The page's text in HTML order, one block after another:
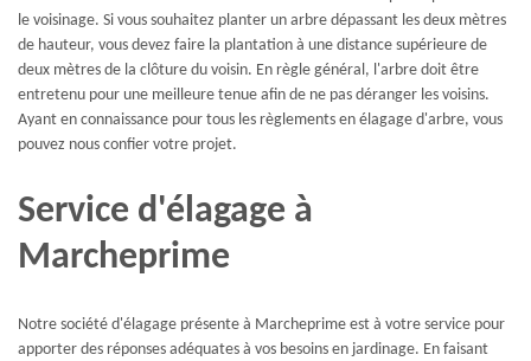
le voisinage. Si vous souhaitez planter un arbre dépassant les deux mètres
de hauteur, vous devez faire la plantation à une distance supérieure de
deux mètres de la clôture du voisin. En règle général, l'arbre doit être
entretenu pour une meilleure tenue afin de ne pas déranger les voisins.
Ayant en connaissance pour tous les règlements en élagage d'arbre, vous
pouvez nous confier votre projet.
Service d'élagage à
Marcheprime
Notre société d'élagage présente à Marcheprime est à votre service pour
apporter des réponses adéquates à vos besoins en jardinage. En faisant